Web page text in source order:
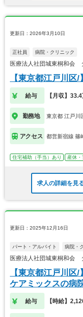
更新日：2026年3月10日
正社員 病院・クリニック
医療法人社団城東桐和会
【東京都江戸川区
給与 【月収】
勤務地 東京都 江戸川
アクセス 都営新宿線 篠
住宅補助（手当）あり 産休
求人の詳細を見
更新日：2025年12月16日
パート・アルバイト 病院・
医療法人社団城東桐和会
【東京都江戸川
ケアミックスの病
給与 【時給】